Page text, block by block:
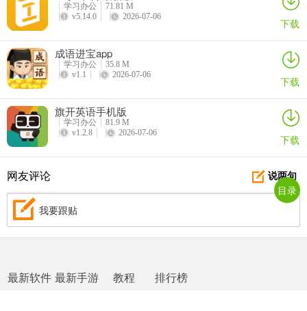
学习办公
71.81 M
v5.14.0
2026-07-06 下载
成语进宝app
学习办公
35.8 M
v1.1
2026-07-06 下载
旗开英语手机版
学习办公
81.9 M
v1.2.8
2026-07-06 下载
说两句
网友评论
我要跟贴
最新软件 最新手游 教程 排行榜
目录